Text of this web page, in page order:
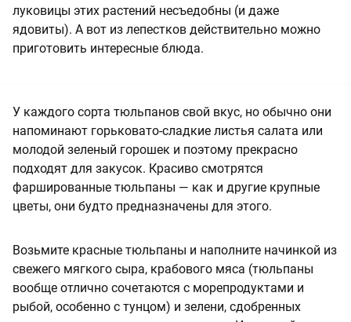
луковицы этих растений несъедобны (и даже
ядовиты). А вот из лепестков действительно можно
приготовить интересные блюда.
У каждого сорта тюльпанов свой вкус, но обычно они
напоминают горьковато-сладкие листья салата или
молодой зеленый горошек и поэтому прекрасно
подходят для закусок. Красиво смотрятся
фаршированные тюльпаны — как и другие крупные
цветы, они будто предназначены для этого.
Возьмите красные тюльпаны и наполните начинкой из
свежего мягкого сыра, крабового мяса (тюльпаны
вообще отлично сочетаются с морепродуктами и
рыбой, особенно с тунцом) и зелени, сдобренных